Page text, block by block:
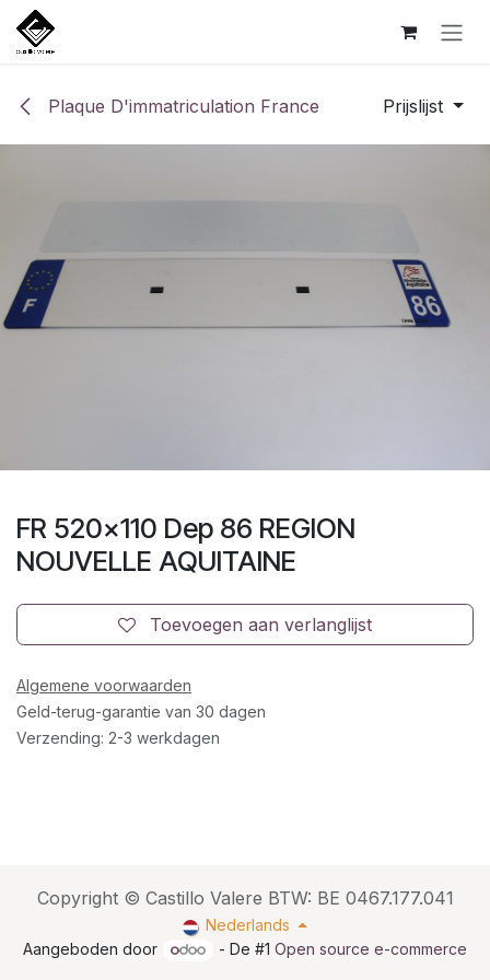
Overslaan naar inhoud
Plaque D'immatriculation France Prijslijst
FR 520x110 Dep 86 REGION
NOUVELLE AQUITAINE
Toevoegen aan verlanglijst
Algemene voorwaarden
Geld-terug-garantie van 30 dagen
Verzending: 2-3 werkdagen
Copyright © Castillo Valere BTW: BE 0467.177.041
Nederlands
Aangeboden door
- De #1Open source e-commerce